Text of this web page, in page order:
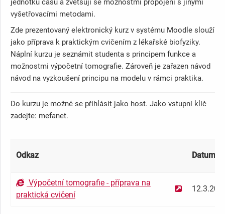
jednotku času a zvětšují se možnostmi propojení s jinými
vyšetřovacími metodami.
Zde prezentovaný elektronický kurz v systému Moodle slouží
jako příprava k praktickým cvičením z lékařské biofyziky.
Náplní kurzu je seznámit studenta s principem funkce a
možnostmi výpočetní tomografie. Zároveň je zařazen návod
návod na vyzkoušení principu na modelu v rámci praktika.
Do kurzu je možné se přihlásit jako host. Jako vstupní klíč
zadejte: mefanet.
Odkaz Datum
Výpočetní tomografie - příprava na
praktická cvičení